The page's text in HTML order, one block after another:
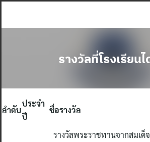
รางวัลที่โรงเรียน
ลำดับ
ประจำ
ปี
ชื่อรางวัล
รางวัลพระราชทานจากสมเด็จ